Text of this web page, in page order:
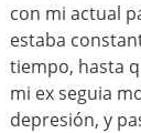
con mi actual
estaba
tiempo, hasta
mi ex seguia
depresión, y